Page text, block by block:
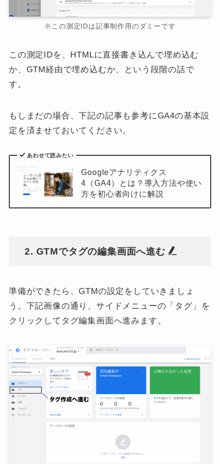
※この測定IDは記事制作用のダミーです
この測定IDを、HTMLに直接書き込んで埋め込む
か、GTM経由で埋め込むか、という段階の話で
す。
もしまだの場合、下記の記事も参考にGA4の基本設
定を済ませておいてください。
あわせて読みたい
Googleアナリティクス
4（GA4）とは？導入方法や使い
方を初心者向けに解説
2. GTMでタグの編集画面へ進む
準備ができたら、GTMの設定をしていきましょ
う。下記画像の通り、サイドメニューの「タグ」を
クリックしてタグ編集画面へ進みます。